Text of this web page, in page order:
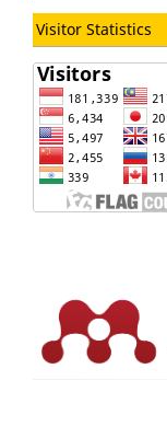
Visitor Statistics